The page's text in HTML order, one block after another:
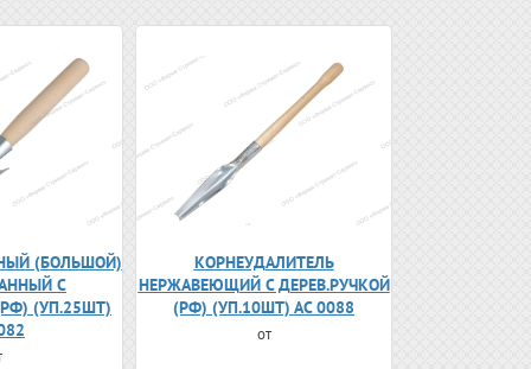
(БОЛЬШОЙ)
С
(УП.25ШТ)
КОРНЕУДАЛИТЕЛЬ
НЕРЖАВЕЮЩИЙ С ДЕРЕВ.РУЧКОЙ
(РФ) (УП.10ШТ) АС 0088
от